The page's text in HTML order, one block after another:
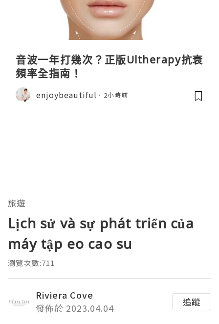
音波一年打幾次？正版Ultherapy抗衰
頻率全指南！
enjoybeautiful 2小時前
旅遊
Lịch sử và sự phát triển của
máy tập eo cao su
瀏覽次數:711
Riviera Cove
發佈於 2023.04.04
追蹤